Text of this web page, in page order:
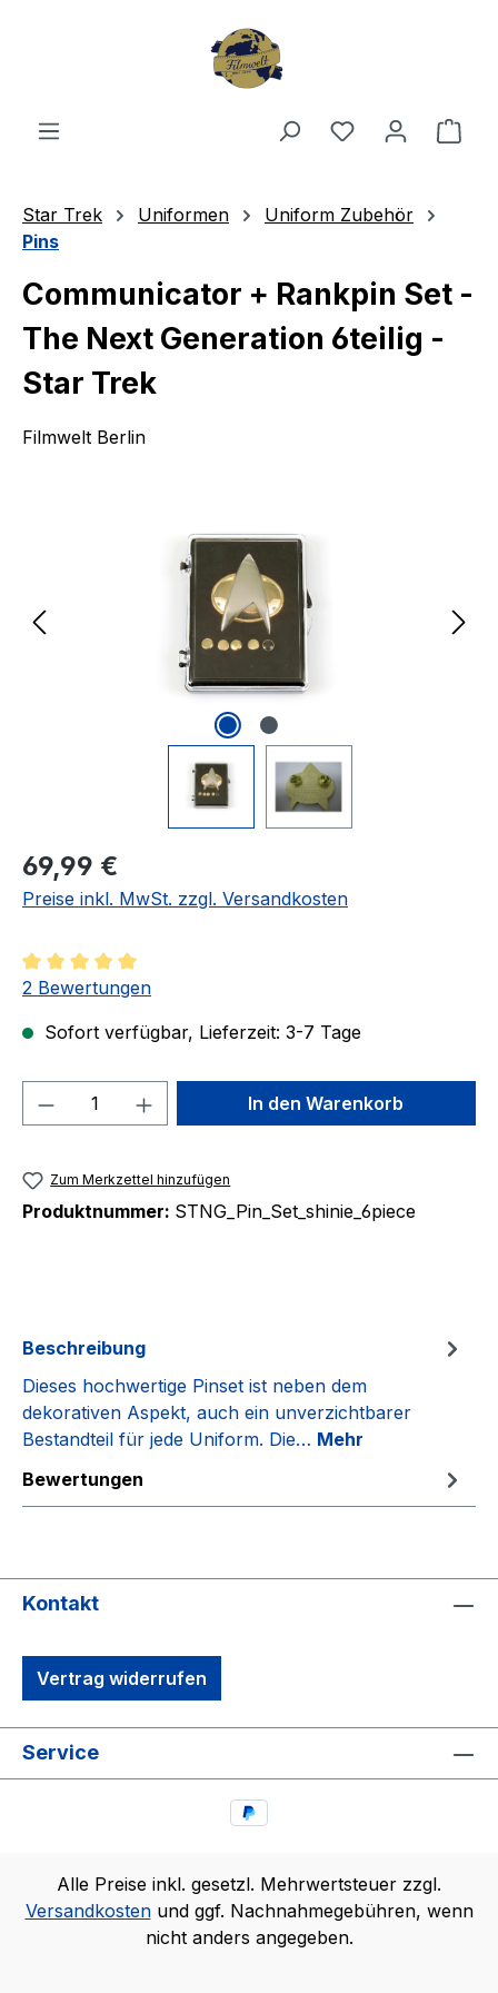
Du hast 0
Star Trek Uniformen
Uniform Zubehör
Pins
Communicator + Rankpin Set -
The Next Generation 6teilig -
Star Trek
Filmwelt Berlin
Regulärer Preis:
69,99 €
Preise inkl. MwSt. zzgl. Versandkosten
Durchschnittliche Bewertung von 5 von 5 Sternen
2 Bewertungen
Sofort verfügbar, Lieferzeit: 3-7 Tage
Produkt Anzahl: Gib denIn den Warenkorb
Zum Merkzettel hinzufügen
Produktnummer: STNG_Pin_Set_shinie_6piece
Beschreibung
Dieses hochwertige Pinset ist neben dem
dekorativen Aspekt, auch ein unverzichtbarer
Bestandteil für jede Uniform. Die… Mehr
Bewertungen
Kontakt
Vertrag widerrufen
Service
Alle Preise inkl. gesetzl. Mehrwertsteuer zzgl.
Versandkostenund ggf. Nachnahmegebühren, wenn
nicht anders angegeben.